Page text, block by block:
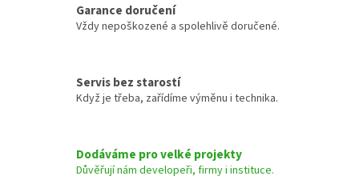
Garance doručení
Vždy nepoškozené a spolehlivě doručené.
Servis bez starostí
Když je třeba, zařídíme výměnu i technika.
Dodáváme pro velké projekty
Důvěřují nám developeři, firmy i instituce.